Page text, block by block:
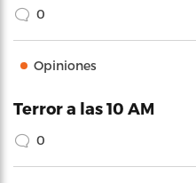
0
Opiniones
Terror a las 10 AM
0